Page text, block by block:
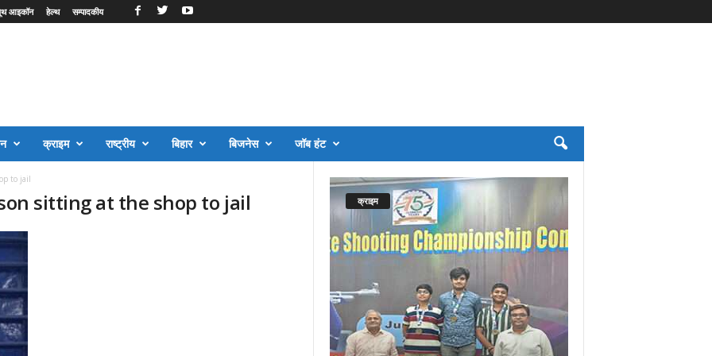
आइकॉन हेल्थ सम्पादकीय
क्राइम राष्ट्रीय बिहार बिजनेस जॉब हंट
to jail
sitting at the shop to jail क्राइम